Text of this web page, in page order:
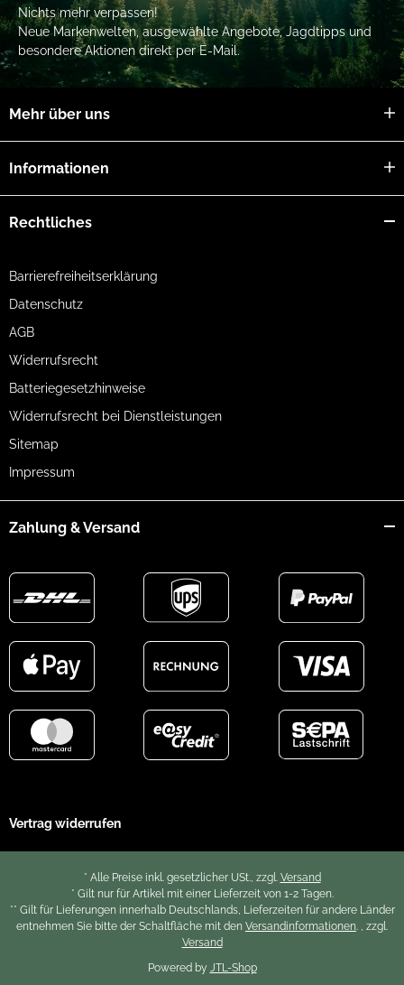
Nichts mehr verpassen!
Neue Markenwelten, ausgewählte Angebote, Jagdtipps und
besondere Aktionen direkt per E-Mail.
Mehr über uns
Informationen
Rechtliches
Barrierefreiheitserklärung
Datenschutz
AGB
Widerrufsrecht
Batteriegesetzhinweise
Widerrufsrecht bei Dienstleistungen
Sitemap
Impressum
Zahlung & Versand
Vertrag widerrufen
* Alle Preise inkl. gesetzlicher USt., zzgl. Versand
* Gilt nur für Artikel mit einer Lieferzeit von 1-2 Tagen.
** Gilt für Lieferungen innerhalb Deutschlands, Lieferzeiten für andere Länder
entnehmen Sie bitte der Schaltfläche mit den Versandinformationen. , zzgl.
Versand
Powered by JTL-Shop